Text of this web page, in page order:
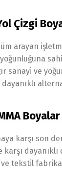
Çizgi
arayan
sanayi ve
Boyalar
karşı son
dayanıklı
tekstil